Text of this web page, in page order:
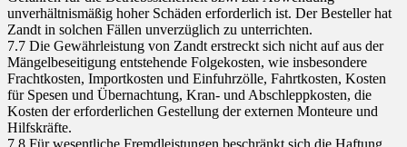
unverhältnismäßig hoher Schäden erforderlich ist. Der Besteller hat
Zandt in solchen Fällen unverzüglich zu unterrichten.
7.7 Die Gewährleistung von Zandt erstreckt sich nicht auf aus der
Mängelbeseitigung entstehende Folgekosten, wie insbesondere
Frachtkosten, Importkosten und Einfuhrzölle, Fahrtkosten, Kosten
für Spesen und Übernachtung, Kran- und Abschleppkosten, die
Kosten der erforderlichen Gestellung der externen Monteure und
Hilfskräfte.
7.8 Für wesentliche Fremdleistungen beschränkt sich die Haftung